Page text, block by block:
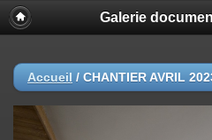
Galerie
Accueil / CHANTIER AVRIL